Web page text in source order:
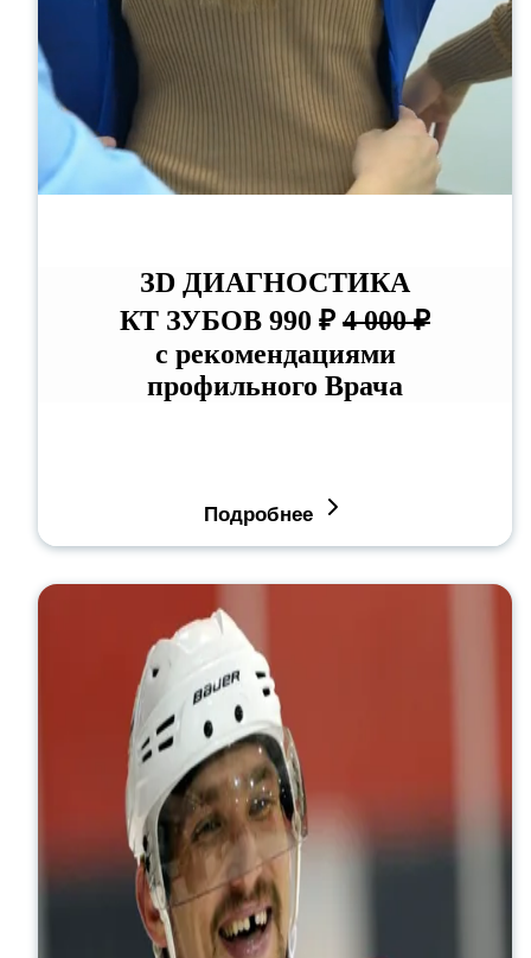
ЗD ДИАГНОСТИКА
КТ ЗУБОВ 990 ₽ 4 000 ₽
с рекомендациями
профильного Врача
Подробнее